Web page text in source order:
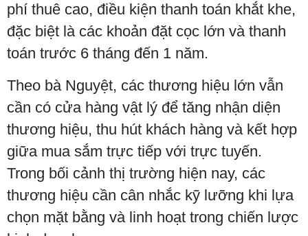
phí thuê cao, điều kiện thanh toán khắt khe,
đặc biệt là các khoản đặt cọc lớn và thanh
toán trước 6 tháng đến 1 năm.
Theo bà Nguyệt, các thương hiệu lớn vẫn
cần có cửa hàng vật lý để tăng nhận diện
thương hiệu, thu hút khách hàng và kết hợp
giữa mua sắm trực tiếp với trực tuyến.
Trong bối cảnh thị trường hiện nay, các
thương hiệu cần cân nhắc kỹ lưỡng khi lựa
chọn mặt bằng và linh hoạt trong chiến lược